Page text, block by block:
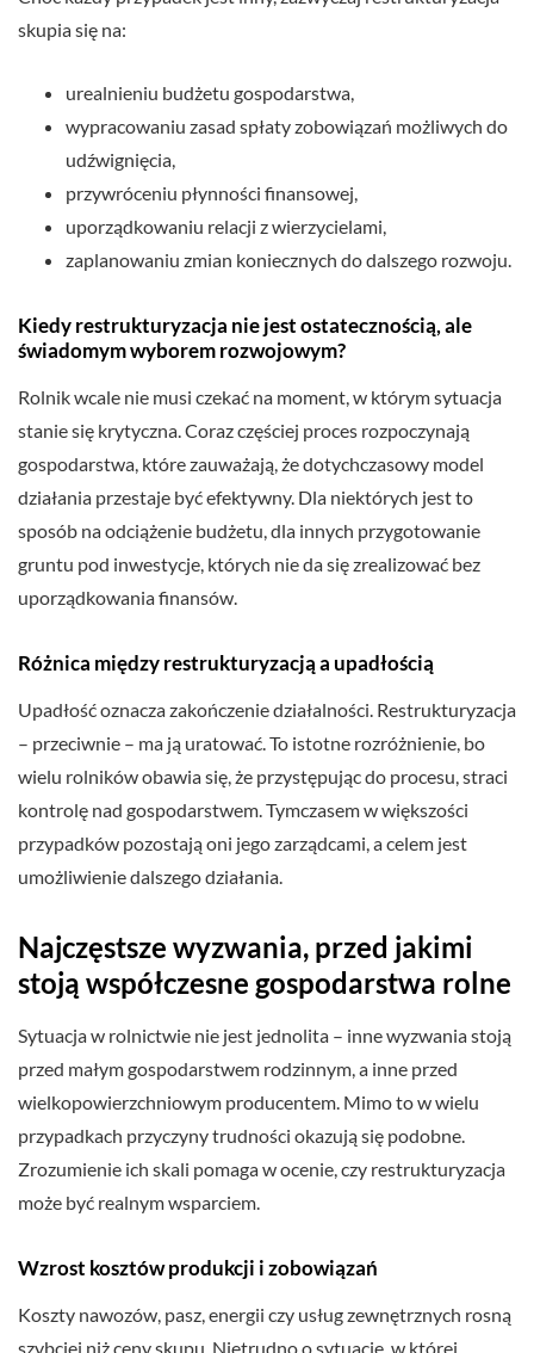
skupia się na:
urealnieniu budżetu gospodarstwa,
wypracowaniu zasad spłaty zobowiązań możliwych do
udźwignięcia,
przywróceniu płynności finansowej,
uporządkowaniu relacji z wierzycielami,
zaplanowaniu zmian koniecznych do dalszego rozwoju.
Kiedy restrukturyzacja nie jest ostatecznością, ale
świadomym wyborem rozwojowym?
Rolnik wcale nie musi czekać na moment, w którym sytuacja
stanie się krytyczna. Coraz częściej proces rozpoczynają
gospodarstwa, które zauważają, że dotychczasowy model
działania przestaje być efektywny. Dla niektórych jest to
sposób na odciążenie budżetu, dla innych przygotowanie
gruntu pod inwestycje, których nie da się zrealizować bez
uporządkowania finansów.
Różnica między restrukturyzacją a upadłością
Upadłość oznacza zakończenie działalności. Restrukturyzacja
– przeciwnie – ma ją uratować. To istotne rozróżnienie, bo
wielu rolników obawia się, że przystępując do procesu, straci
kontrolę nad gospodarstwem. Tymczasem w większości
przypadków pozostają oni jego zarządcami, a celem jest
umożliwienie dalszego działania.
Najczęstsze wyzwania, przed jakimi
stoją współczesne gospodarstwa rolne
Sytuacja w rolnictwie nie jest jednolita – inne wyzwania stoją
przed małym gospodarstwem rodzinnym, a inne przed
wielkopowierzchniowym producentem. Mimo to w wielu
przypadkach przyczyny trudności okazują się podobne.
Zrozumienie ich skali pomaga w ocenie, czy restrukturyzacja
może być realnym wsparciem.
Wzrost kosztów produkcji i zobowiązań
Koszty nawozów, pasz, energii czy usług zewnętrznych rosną
szybciej niż ceny skupu. Nietrudno o sytuację, w której